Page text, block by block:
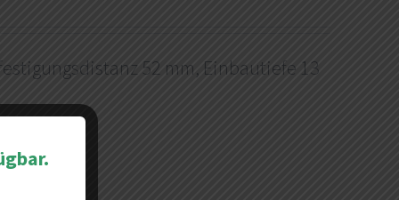
52 mm, Einbautiefe 13